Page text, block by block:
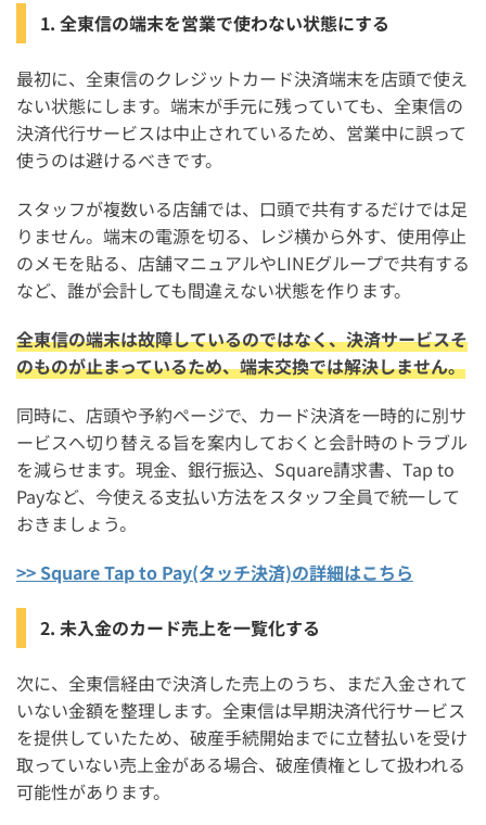
1. 全東信の端末を営業で使わない状態にする
最初に、全東信のクレジットカード決済端末を店頭で使え
ない状態にします。端末が手元に残っていても、全東信の
決済代行サービスは中止されているため、営業中に誤って
使うのは避けるべきです。
スタッフが複数いる店舗では、口頭で共有するだけでは足
りません。端末の電源を切る、レジ横から外す、使用停止
のメモを貼る、店舗マニュアルやLINEグループで共有する
など、誰が会計しても間違えない状態を作ります。
全東信の端末は故障しているのではなく、決済サービスそ
のものが止まっているため、端末交換では解決しません。
同時に、店頭や予約ページで、カード決済を一時的に別サ
ービスへ切り替える旨を案内しておくと会計時のトラブル
を減らせます。現金、銀行振込、Square請求書、Tap to
Payなど、今使える支払い方法をスタッフ全員で統一して
おきましょう。
>> Square Tap to Pay(タッチ決済)の詳細はこちら
2. 未入金のカード売上を一覧化する
次に、全東信経由で決済した売上のうち、まだ入金されて
いない金額を整理します。全東信は早期決済代行サービス
を提供していたため、破産手続開始までに立替払いを受け
取っていない売上金がある場合、破産債権として扱われる
可能性があります。